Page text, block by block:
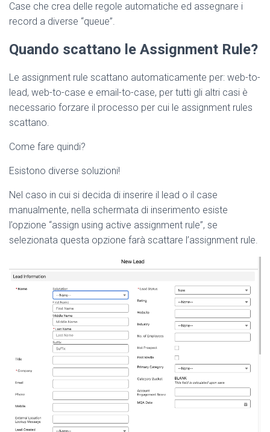
Case che crea delle regole automatiche ed assegnare i
record a diverse “queue”.
Quando scattano le Assignment Rule?
Le assignment rule scattano automaticamente per: web-to-
lead, web-to-case e email-to-case, per tutti gli altri casi è
necessario forzare il processo per cui le assignment rules
scattano.
Come fare quindi?
Esistono diverse soluzioni!
Nel caso in cui si decida di inserire il lead o il case
manualmente, nella schermata di inserimento esiste
l’opzione “assign using active assignment rule”, se
selezionata questa opzione farà scattare l’assignment rule.